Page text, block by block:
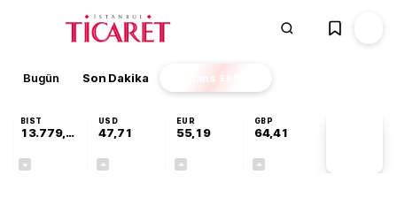
Bugün Son Dakika Finans EKSTRA
BIST
13.779,39
USD
47,71
EUR
55,19
GBP
64,41